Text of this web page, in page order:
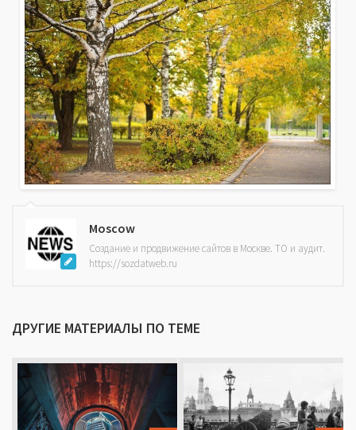
Moscow
Создание и продвижение сайтов в Москве. ТО и аудит.
https://sozdatweb.ru
ДРУГИЕ МАТЕРИАЛЫ ПО ТЕМЕ